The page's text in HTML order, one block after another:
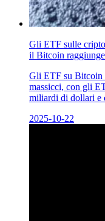
Gli ETF sulle
il Bitcoin
Gli ETF su Bitcoin
massicci, con gli
miliardi di dollari e
2025-10-22